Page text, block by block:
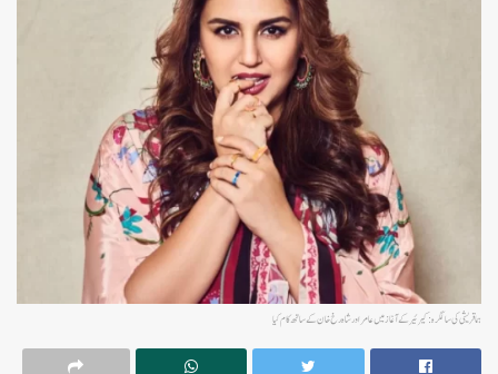
ہما قریشی کی سالگرہ: کیرئیر کے آغاز میں عامر اور شاہ رخ خان کے ساتھ کام کیا